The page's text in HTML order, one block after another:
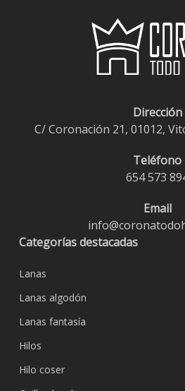
Dirección
C/ Coronación 21, 01012,
Teléfono
654 573
Email
Categorías destacadas
Lanas
Lanas algodón
Lanas fantasía
Hilos
Hilo coser